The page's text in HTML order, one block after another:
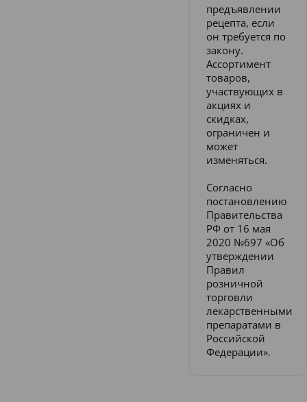
предъявлении
рецепта, если
он требуется по
закону.
Ассортимент
товаров,
участвующих в
акциях и
скидках,
ограничен и
может
изменяться.
Согласно
постановлению
Правительства
РФ от 16 мая
2020 №697 «Об
утверждении
Правил
розничной
торговли
лекарственными
препаратами в
Российской
Федерации».